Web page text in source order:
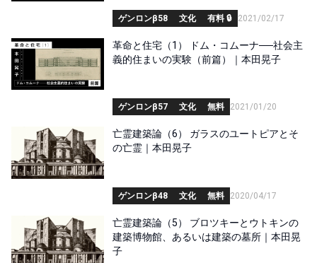
ゲンロンβ58 文化 有料 🔒 2021/02/17
革命と住宅（1） ドム・コムーナ──社会主
義的住まいの実験（前篇）｜本田晃子
ゲンロンβ57 文化 無料 2021/01/20
亡霊建築論（6） ガラスのユートピアとそ
の亡霊｜本田晃子
ゲンロンβ48 文化 無料 2020/04/17
亡霊建築論（5） ブロツキーとウトキンの
建築博物館、あるいは建築の墓所｜本田晃
子